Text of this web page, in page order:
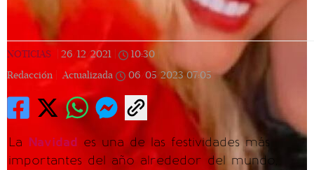
NOTICIAS 26/12/2021 10:30
Redacción |
Actualizada 06/05/2023 07:05
La Navidad es una de las festividades más
importantes del año alrededor del mundo,